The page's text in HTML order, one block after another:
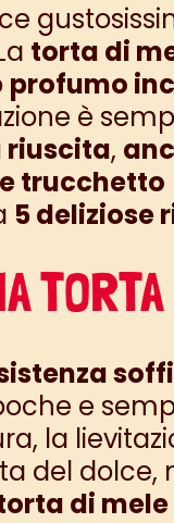
torta di
profumo
è
riuscita,
trucchetto
5 deliziose
e
la
del
di mele